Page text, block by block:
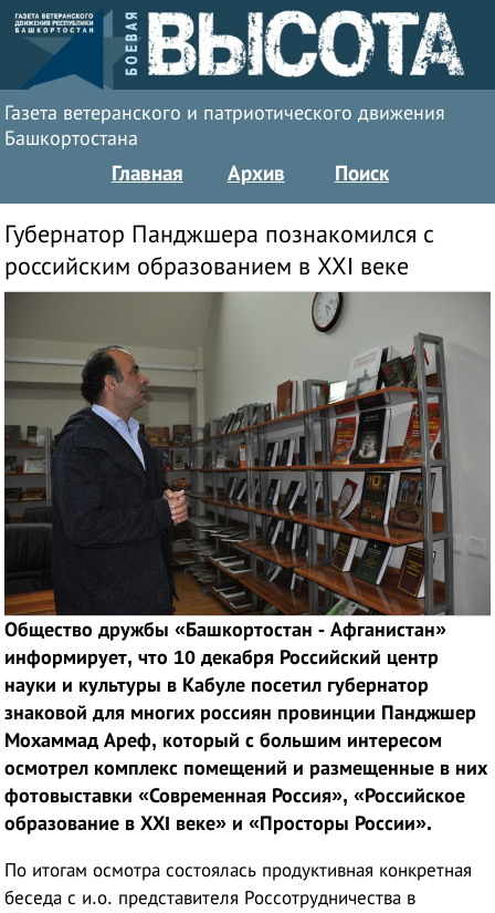
Газета ветеранского и патриотического движения
Башкортостана
Главная Архив Поиск
Губернатор Панджшера познакомился с
российским образованием в ХХI веке
Общество дружбы«Башкортостан - Афганистан»
информирует, что 10 декабря Российский центр
науки и культуры в Кабуле посетил губернатор
знаковой для многих россиян провинции Панджшер
Мохаммад Ареф, который с большим интересом
осмотрел комплекс помещений и размещенные в них
фотовыставки «Современная Россия», «Российское
образование в ХХI веке» и «Просторы России».
По итогам осмотра состоялась продуктивная конкретная
беседа с и.о. представителя Россотрудничества в